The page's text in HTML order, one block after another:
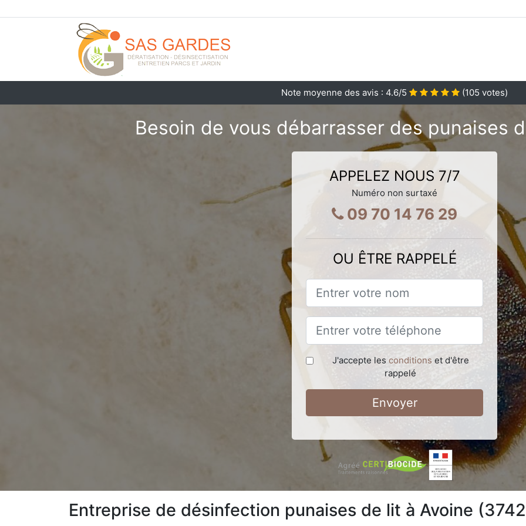
Note moyenne des avis : 4.6/5 (105 votes)
Besoin de vous débarrasser des punaises
APPELEZ NOUS 7/7
Numéro non surtaxé
09 70 14 76 29
OU ÊTRE RAPPELÉ
J'accepte les conditions et d'être
rappelé
Envoyer
Entreprise de désinfection punaises de lit à Avoine